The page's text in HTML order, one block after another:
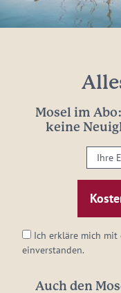
Mosel im
keine
Ihre
E-
Mail-
Adresse:
Ich erkläre mich mit
einverstanden.
Auch den